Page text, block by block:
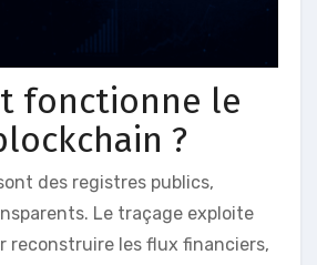
fonctionne le
?
des registres publics,
Le traçage exploite
reconstruire les flux financiers,